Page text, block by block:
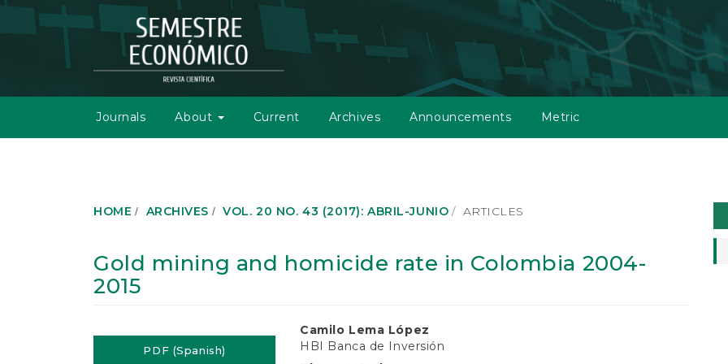
g
Journals About Current Archives Announcements Metric
HOME ARCHIVES VOL. 20 NO. 43 (2017): ABRIL-JUNIO ARTICLES
Gold mining and homicide rate in Colombia 2004-
2015
Article
SidebarPDF (Spanish)
Main
Article
Camilo Lema López
HBI Banca de Inversión
a